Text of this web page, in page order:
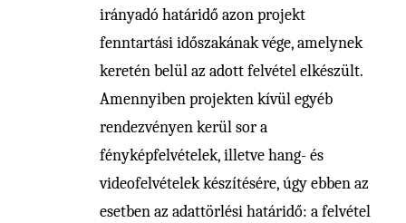
irányadó határidő azon projekt
fenntartási időszakának vége, amelynek
keretén belül az adott felvétel elkészült.
Amennyiben projekten kívül egyéb
rendezvényen kerül sor a
fényképfelvételek, illetve hang- és
videofelvételek készítésére, úgy ebben az
esetben az adattörlési határidő: a felvétel